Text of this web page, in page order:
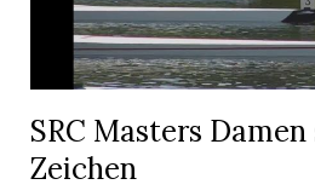
SRC Masters
Zeichen